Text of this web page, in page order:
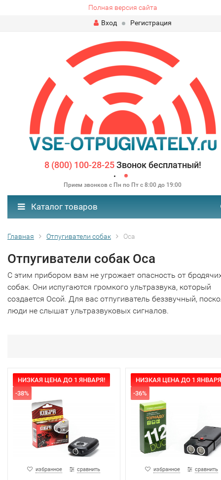
Полная версия сайта
Вход
Регистрация
8 (800) 100-28-25Звонок бесплатный!
Прием звонков с Пн по Пт с 8:00 до 19:00
Каталог товаров
Главная Отпугиватели собак Оса
Отпугиватели собак Оса
С этим прибором вам не угрожает опасность от
собак. Они испугаются громкого ультразвука, который
создается Осой. Для вас отпугиватель беззвучный,
люди не слышат ультразвуковых сигналов.
НИЗКАЯ ЦЕНА ДО 1 ЯНВАРЯ!
-38%
избранное сравнить
НИЗКАЯ ЦЕНА ДО 1
-36%
избранное сравнить